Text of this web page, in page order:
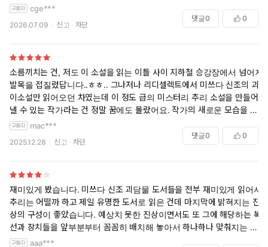
cge***
2026.07.09 신고 차단
댓글0 0
소름끼치는 건, 저도 이 소설을 읽는 이틀 사이 지하철 승강장에서 넘어져
발목을 접질렀답니다..ㅎㅎ.. 그나저나 리디셀렉트에서 미쓰다 신조의 괴
이소설만 읽어오던 차였는데 이 정도 급의 미스터리 추리 소설을 만들어
낼 수 있는 작가라는 건 정말 꿈에도 몰랐어요. 작가의 새로운 모습을 알
게 된 작품이었습니다. 다른 작품들도 무조건 읽어봐야겠어요.
mac***
2025.12.28 신고 차단
댓글0 0
재미있게 봤습니다. 미쓰다 신조 괴담물 도서들을 전부 재미있게 읽어서
추리는 어떨까 하고 제일 유명한 도서로 읽은 건데 마지막에 밝혀지는 진
상의 구성이 좋았습니다. 예상치 못한 진상이면서도 또 그에 해당하는 복
선과 장치들을 앞부분부터 꼼꼼히 배치해 놓아서 하나하나 맞춰지는 희
열이 있더군요. 이 책의 면모는 한 번 다 읽고 두 번째 읽었을 때 더욱 잘
aaa***